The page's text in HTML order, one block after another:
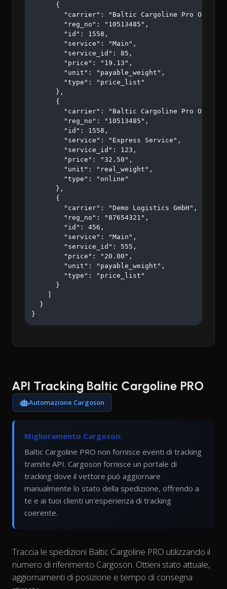
      {
        "carrier": "Baltic Cargoline Pro OÜ",
        "reg_no": "10513485",
        "id": 1558,
        "service": "Main",
        "service_id": 85,
        "price": "19.13",
        "unit": "payable_weight",
        "type": "price_list"
      },
      {
        "carrier": "Baltic Cargoline Pro OÜ",
        "reg_no": "10513485",
        "id": 1558,
        "service": "Express Service",
        "service_id": 123,
        "price": "32.50",
        "unit": "real_weight",
        "type": "online"
      },
      {
        "carrier": "Demo Logistics GmbH",
        "reg_no": "87654321",
        "id": 456,
        "service": "Main",
        "service_id": 555,
        "price": "20.00",
        "unit": "payable_weight",
        "type": "price_list"
      }
  }
}
API Tracking Baltic Cargoline PRO
Automazione Cargoson
Miglioramento Cargoson:
Baltic Cargoline PRO non fornisce eventi di tracking
tramite API. Cargoson fornisce un portale di
tracking dove il vettore può aggiornare
manualmente lo stato della spedizione, offrendo a
te e ai tuoi clienti un'esperienza di tracking
coerente.
Traccia le spedizioni Baltic Cargoline PRO utilizzando il
numero di riferimento Cargoson. Ottieni stato attuale,
aggiornamenti di posizione e tempo di consegna